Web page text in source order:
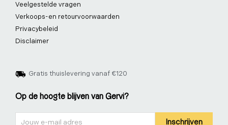
Veelgestelde vragen
Verkoops-en retourvoorwaarden
Privacybeleid
Disclaimer
Gratis thuislevering vanaf €120
Op de hoogte blijven van Gervi?
Inschrijven